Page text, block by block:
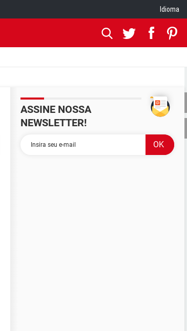
Idioma
ASSINE NOSSA
NEWSLETTER!